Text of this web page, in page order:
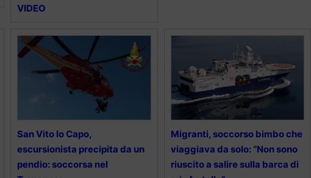
VIDEO
San Vito lo Capo,
escursionista precipita da un
pendio: soccorsa nel
Migranti, soccorso bimbo che
viaggiava da solo: “Non sono
riuscito a salire sulla barca di